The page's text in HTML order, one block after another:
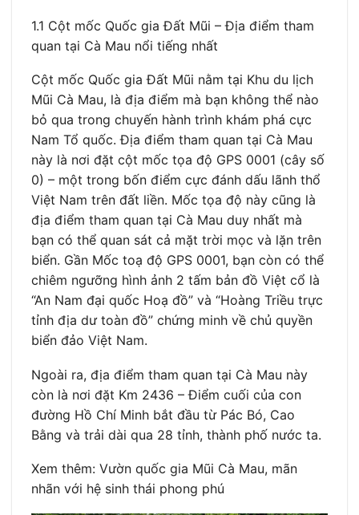
1.1 Cột mốc Quốc gia Đất Mũi – Địa điểm tham
quan tại Cà Mau nổi tiếng nhất
Cột mốc Quốc gia Đất Mũi nằm tại Khu du lịch
Mũi Cà Mau, là địa điểm mà bạn không thể nào
bỏ qua trong chuyến hành trình khám phá cực
Nam Tổ quốc. Địa điểm tham quan tại Cà Mau
này là nơi đặt cột mốc tọa độ GPS 0001 (cây số
0) – một trong bốn điểm cực đánh dấu lãnh thổ
Việt Nam trên đất liền. Mốc tọa độ này cũng là
địa điểm tham quan tại Cà Mau duy nhất mà
bạn có thể quan sát cả mặt trời mọc và lặn trên
biển. Gần Mốc toạ độ GPS 0001, bạn còn có thể
chiêm ngưỡng hình ảnh 2 tấm bản đồ Việt cổ là
“An Nam đại quốc Hoạ đồ” và “Hoàng Triều trực
tỉnh địa dư toàn đồ” chứng minh về chủ quyền
biển đảo Việt Nam.
Ngoài ra, địa điểm tham quan tại Cà Mau này
còn là nơi đặt Km 2436 – Điểm cuối của con
đường Hồ Chí Minh bắt đầu từ Pác Bó, Cao
Bằng và trải dài qua 28 tỉnh, thành phố nước ta.
Xem thêm: Vườn quốc gia Mũi Cà Mau, mãn
nhãn với hệ sinh thái phong phú